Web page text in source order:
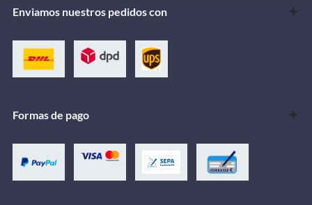
Enviamos nuestros pedidos con
Formas de pago